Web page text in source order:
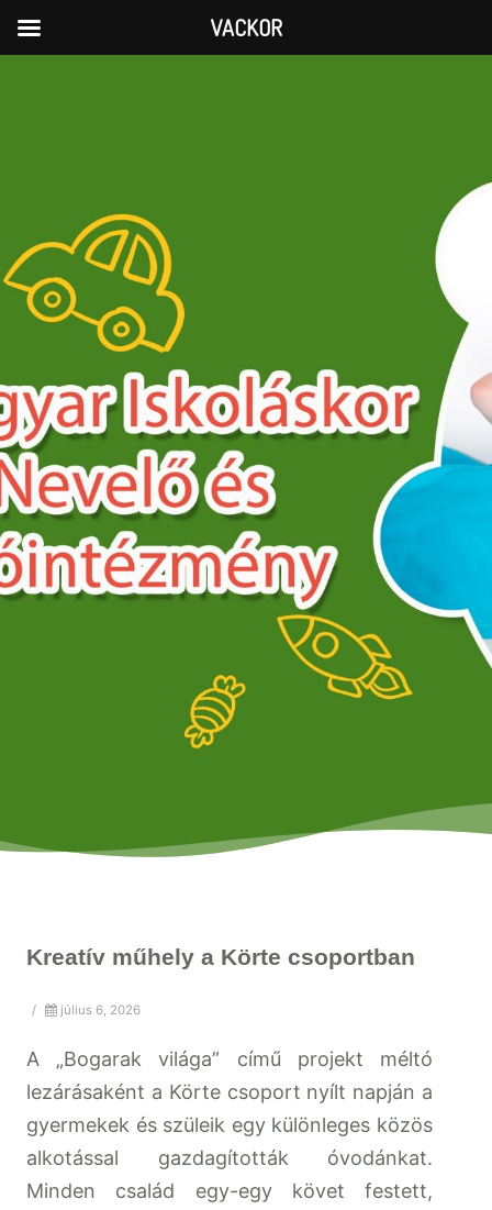
Kreatív műhely a Körte csoportban
/ július 6, 2026
A „Bogarak világa” című projekt méltó
lezárásaként a Körte csoport nyílt napján a
gyermekek és szüleik egy különleges közös
alkotással gazdagították óvodánkat.
Minden család egy-egy követ festett,
VACKOR